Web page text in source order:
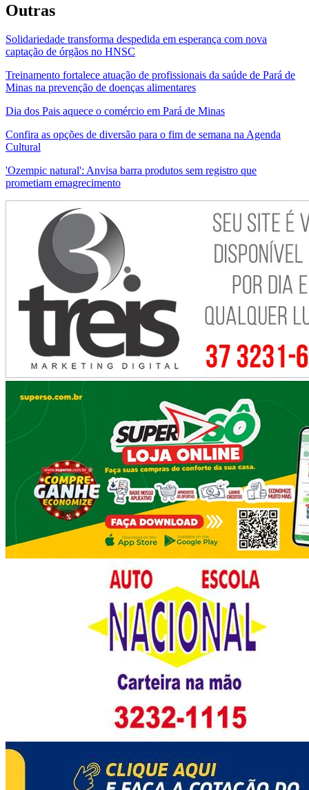
Outras
Solidariedade transforma despedida em esperança com nova
captação de órgãos no HNSC
Treinamento fortalece atuação de profissionais da saúde de Pará de
Minas na prevenção de doenças alimentares
Dia dos Pais aquece o comércio em Pará de Minas
Confira as opções de diversão para o fim de semana na Agenda
Cultural
'Ozempic natural': Anvisa barra produtos sem registro que
prometiam emagrecimento